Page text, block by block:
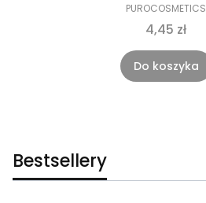
PUROCOSMETICS
4,45 zł
Do koszyka
Bestsellery